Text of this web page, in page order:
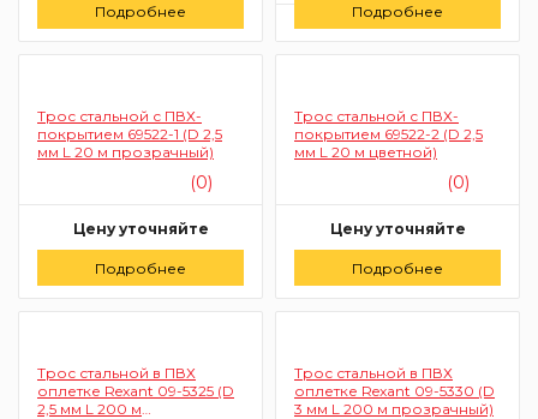
Заказать
Подробнее
Заказать
Подробнее
Трос стальной с ПВХ-
покрытием 69522-1 (D 2,5
мм L 20 м прозрачный)
(0)
Цену уточняйте
Заказать
Подробнее
Трос стальной с ПВХ-
покрытием 69522-2 (D 2,5
мм L 20 м цветной)
(0)
Цену уточняйте
Заказать
Подробнее
Трос стальной в ПВХ
оплетке Rexant 09-5325 (D
2,5 мм L 200 м
Трос стальной в ПВХ
оплетке Rexant 09-5330 (D
3 мм L 200 м прозрачный)